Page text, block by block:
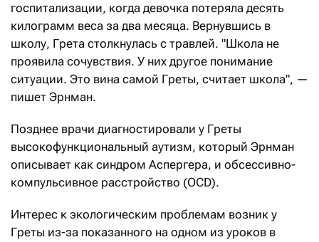
госпитализации, когда девочка потеряла десять
килограмм веса за два месяца. Вернувшись в
школу, Грета столкнулась с травлей. "Школа не
проявила сочувствия. У них другое понимание
ситуации. Это вина самой Греты, считает школа", —
пишет Эрнман.
Позднее врачи диагностировали у Греты
высокофункциональный аутизм, который Эрнман
описывает как синдром Аспергера, и обсессивно-
компульсивное расстройство (OCD).
Интерес к экологическим проблемам возник у
Греты из-за показанного на одном из уроков в